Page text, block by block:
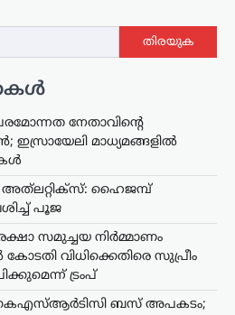
തിരയുക
നേതാവിന്റെ
ഇസ്രായേലി മാധ്യമങ്ങളിൽ
ഹൈജമ്പ്
പൂജ
സമുച്ചയ നിർമ്മാണം
വിധിക്കെതിരെ സുപ്രീം
ട്രംപ്
ബസ് അപകടം;